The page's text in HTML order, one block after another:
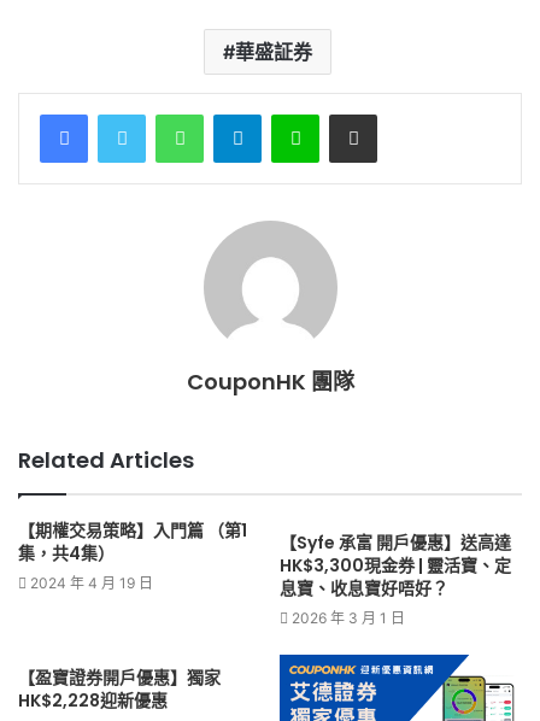
華盛証券
WhatsAppTelegramLine Share via Email
CouponHK 團隊
Related Articles
【期權交易策略】入門篇 （第1
集，共4集）
2024 年 4 月 19 日
【Syfe 承富 開戶優惠】送高達
HK$3,300現金券 | 靈活寶、定
息寶、收息寶好唔好？
2026 年 3 月 1 日
【盈寶證券開戶優惠】獨家
HK$2,228迎新優惠